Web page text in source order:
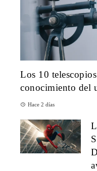
Los 10
conocimiento del
Hace 2 días